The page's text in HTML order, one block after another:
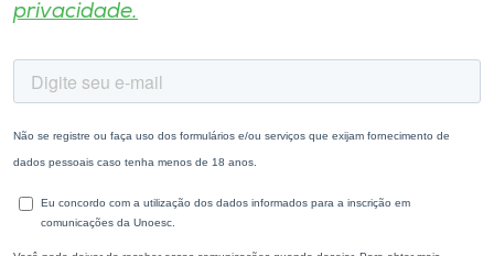
privacidade.